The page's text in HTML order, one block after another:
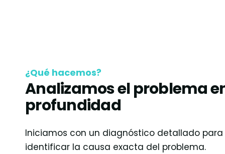
¿Qué hacemos?
Analizamos el problema
profundidad
Iniciamos con un diagnóstico detallado para
identificar la causa exacta del problema.